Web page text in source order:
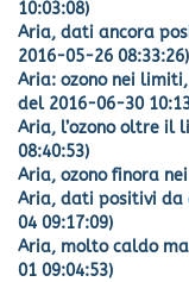
10:03:08)
Aria, dati ancora
2016-05-26 08:33:26)
Aria: ozono nei
del 2016-06-30
Aria, l’ozono oltre il
08:40:53)
Aria, ozono finora
Aria, dati positivi da
04 09:17:09)
Aria, molto caldo
01 09:04:53)